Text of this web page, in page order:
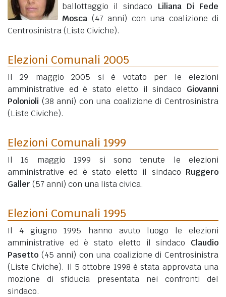
ballottaggio il sindaco Liliana Di Fede
Mosca (47 anni) con una coalizione di
Centrosinistra (Liste Civiche).
Elezioni Comunali 2005
Il 29 maggio 2005 si è votato per le elezioni
amministrative ed è stato eletto il sindaco Giovanni
Polonioli (38 anni) con una coalizione di Centrosinistra
(Liste Civiche).
Elezioni Comunali 1999
Il 16 maggio 1999 si sono tenute le elezioni
amministrative ed è stato eletto il sindaco Ruggero
Galler(57 anni) con una lista civica.
Elezioni Comunali 1995
Il 4 giugno 1995 hanno avuto luogo le elezioni
amministrative ed è stato eletto il sindaco Claudio
Pasetto (45 anni) con una coalizione di Centrosinistra
(Liste Civiche). Il 5 ottobre 1998 è stata approvata una
mozione di sfiducia presentata nei confronti del
sindaco.